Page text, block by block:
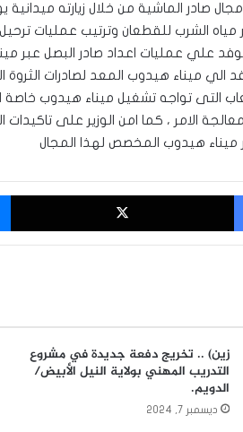
صادر الماشية من خلال زيارته
مياه الشرب للقطعان وترتيب عمليات
علي عمليات اعداد صادر البصل عبر
الي ميناء هيدوب المعد لصادرات الثروة
التى تواجه تشغيل ميناء هيدوب خاصة
الامر ، كما امن الوزير على تاكيدات
ميناء هيدوب المخصص لهذا المجال
فيسبوك ‫X
زين) .. تخريج دفعة جديدة في مشروع
التدريب المهني بولاية النيل الأبيض/
الدويم.
ديسمبر 7, 2024